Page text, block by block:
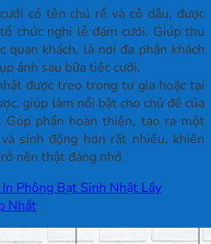
có tên chú rể và cô dâu, được
chức nghi lễ đám cưới. Giúp thu
quan khách, là nơi đa phần khách
ảnh sau bữa tiệc cưới.
được treo trong tư gia hoặc tại
giúp làm nổi bật cho chủ đề của
Góp phần hoàn thiện, tạo ra một
sinh động hơn rất nhiều, khiến
nên thật đáng nhớ.
In Phông Bạt Sinh Nhật Lấy
Nhất